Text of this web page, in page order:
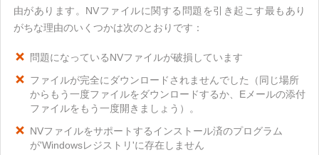
由があります。NVファイルに関する問題を引き起こす最もあり
がちな理由のいくつかは次のとおりです：
問題になっているNVファイルが破損しています
ファイルが完全にダウンロードされませんでした（同じ場所
からもう一度ファイルをダウンロードするか、Eメールの添付
ファイルをもう一度開きましょう）。
NVファイルをサポートするインストール済のプログラム
が'Windowsレジストリ'に存在しません